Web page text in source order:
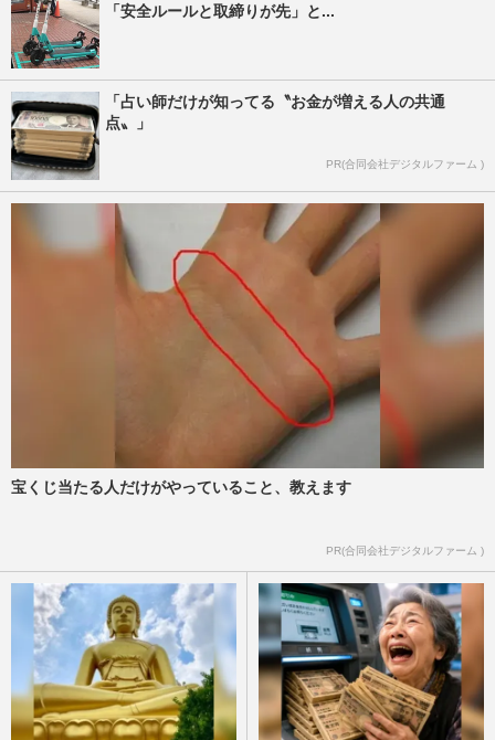
「安全ルールと取締りが先」と...
「占い師だけが知ってる〝お金が増える人の共通
点〟」
PR(合同会社デジタルファーム )
宝くじ当たる人だけがやっていること、教えます
PR(合同会社デジタルファーム )